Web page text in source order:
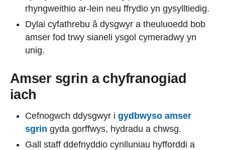
rhyngweithio ar-lein neu ffrydio yn gysylltiedig.
Dylai cyfathrebu â dysgwyr a theuluoedd bob
amser fod trwy sianeli ysgol cymeradwy yn
unig.
Amser sgrin a chyfranogiad
iach
Cefnogwch ddysgwyr i gydbwyso amser
sgrin gyda gorffwys, hydradu a chwsg.
Gall staff ddefnyddio cynlluniau hyfforddi a